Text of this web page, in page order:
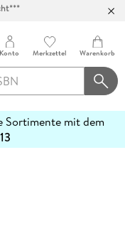
Konto Merkzettel Warenkorb
Sortimente mit dem